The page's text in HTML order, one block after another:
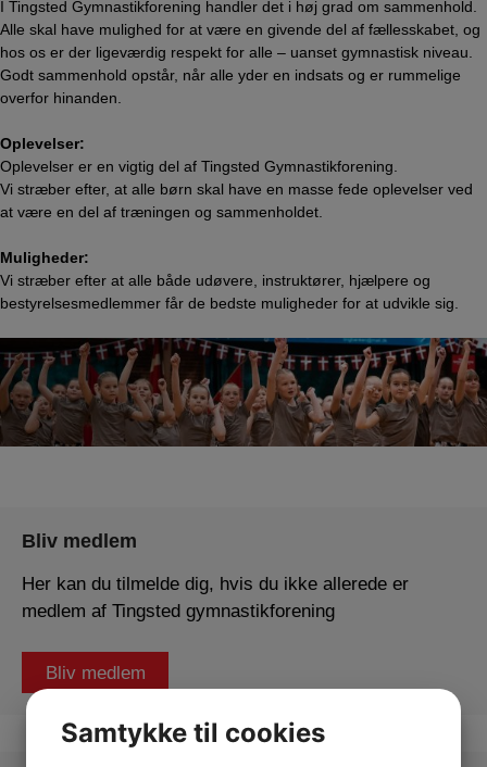
I Tingsted Gymnastikforening handler det i høj grad om sammenhold.
Alle skal have mulighed for at være en givende del af fællesskabet, og
hos os er der ligeværdig respekt for alle – uanset gymnastisk niveau.
Godt sammenhold opstår, når alle yder en indsats og er rummelige
overfor hinanden.
Oplevelser:
Oplevelser er en vigtig del af Tingsted Gymnastikforening.
Vi stræber efter, at alle børn skal have en masse fede oplevelser ved
at være en del af træningen og sammenholdet.
Muligheder:
Vi stræber efter at alle både udøvere, instruktører, hjælpere og
bestyrelsesmedlemmer får de bedste muligheder for at udvikle sig.
Bliv medlem
Her kan du tilmelde dig, hvis du ikke allerede er
medlem af Tingsted gymnastikforening
Bliv medlem
Samtykke til cookies